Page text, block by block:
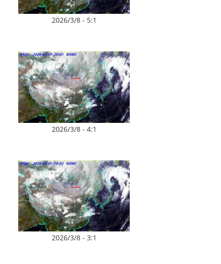
2026/3/8 - 5:1
2026/3/8 - 4:1
2026/3/8 - 3:1